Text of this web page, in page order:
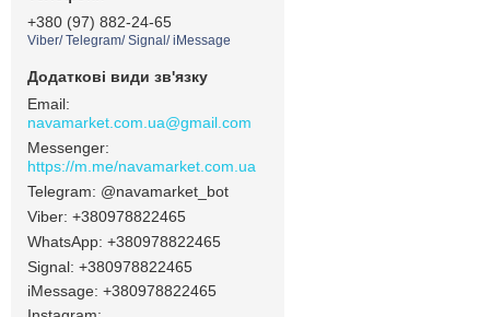
+380 (97) 882-24-65
Viber/ Telegram/ Signal/ iMessage
navamarket.com.ua@gmail.com
https://m.me/navamarket.com.ua
@navamarket_bot
+380978822465
+380978822465
Signal +380978822465
iMessage +380978822465